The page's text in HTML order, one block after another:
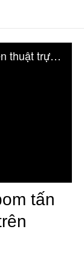
Dawn of Titans - Siêu bom tấn chiến thuật trực tuyến trên Android
tấn